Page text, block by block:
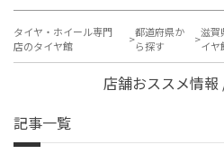
タイヤ・ホイール専門
店のタイヤ館
都道府県か
ら探す
滋賀
イヤ
店舗おススメ情報
記事一覧